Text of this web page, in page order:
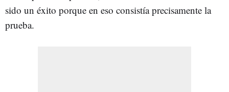
sido un éxito porque en eso consistía precisamente la
prueba.